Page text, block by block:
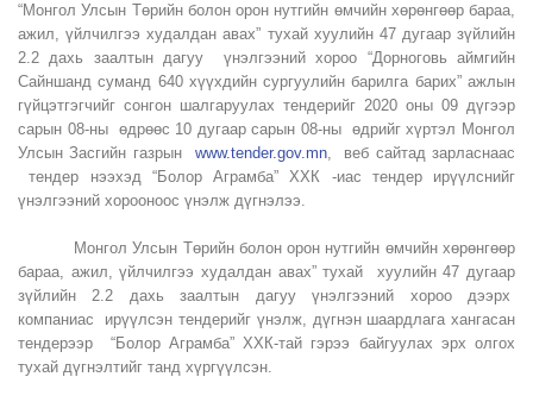
“Монгол Улсын Төрийн болон орон нутгийн өмчийн хөрөнгөөр бараа,
ажил, үйлчилгээ худалдан авах” тухай хуулийн 47 дугаар зүйлийн
2.2 дахь заалтын дагуу үнэлгээний хороо “Дорноговь аймгийн
Сайншанд суманд 640 хүүхдийн сургуулийн барилга барих” ажлын
гүйцэтгэгчийг сонгон шалгаруулах тендерийг 2020 оны 09 дүгээр
сарын 08-ны өдрөөс 10 дугаар сарын 08-ны өдрийг хүртэл Монгол
Улсын Засгийн газрын www.tender.gov.mn, веб сайтад зарласнаас
тендер нээхэд “Болор Аграмба” ХХК -иас тендер ирүүлснийг
үнэлгээний хорооноос үнэлж дүгнэлээ.
Монгол Улсын Төрийн болон орон нутгийн өмчийн хөрөнгөөр
бараа, ажил, үйлчилгээ худалдан авах” тухай хуулийн 47 дугаар
зүйлийн 2.2 дахь заалтын дагуу үнэлгээний хороо дээрх
компаниас ирүүлсэн тендерийг үнэлж, дүгнэн шаардлага хангасан
тендерээр “Болор Аграмба” ХХК-тай гэрээ байгуулах эрх олгох
тухай дүгнэлтийг танд хүргүүлсэн.